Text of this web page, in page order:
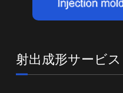
射出成形サービス